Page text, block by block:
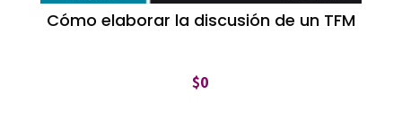
Cómo elaborar la discusión de un TFM
$0